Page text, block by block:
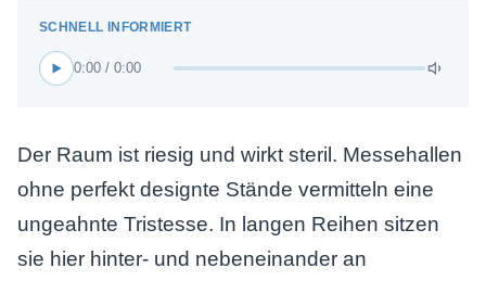
0:00 / 0:00
Der Raum ist riesig und wirkt steril. Messehallen
ohne perfekt designte Stände vermitteln eine
ungeahnte Tristesse. In langen Reihen sitzen
sie hier hinter- und nebeneinander an